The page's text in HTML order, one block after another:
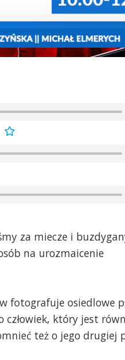
za miecze i
na urozmaicenie
fotografuje osiedlowe
człowiek, który jest
też o jego drugiej